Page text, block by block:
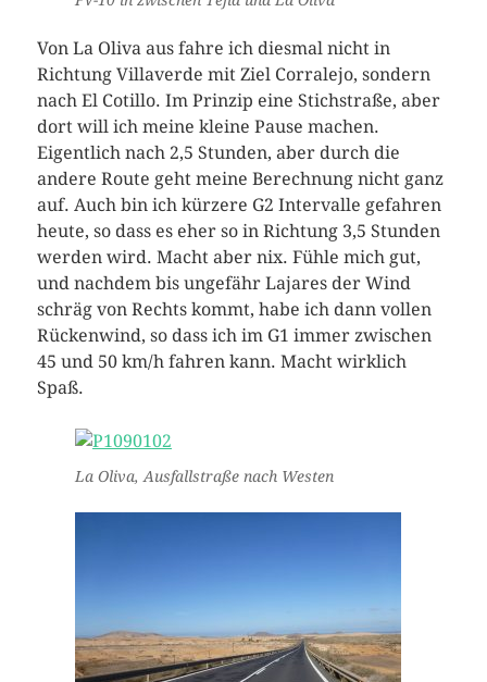
Von La Oliva aus fahre ich diesmal nicht in
Richtung Villaverde mit Ziel Corralejo, sondern
nach El Cotillo. Im Prinzip eine Stichstraße, aber
dort will ich meine kleine Pause machen.
Eigentlich nach 2,5 Stunden, aber durch die
andere Route geht meine Berechnung nicht ganz
auf. Auch bin ich kürzere G2 Intervalle gefahren
heute, so dass es eher so in Richtung 3,5 Stunden
werden wird. Macht aber nix. Fühle mich gut,
und nachdem bis ungefähr Lajares der Wind
schräg von Rechts kommt, habe ich dann vollen
Rückenwind, so dass ich im G1 immer zwischen
45 und 50 km/h fahren kann. Macht wirklich
Spaß.
La Oliva, Ausfallstraße nach Westen